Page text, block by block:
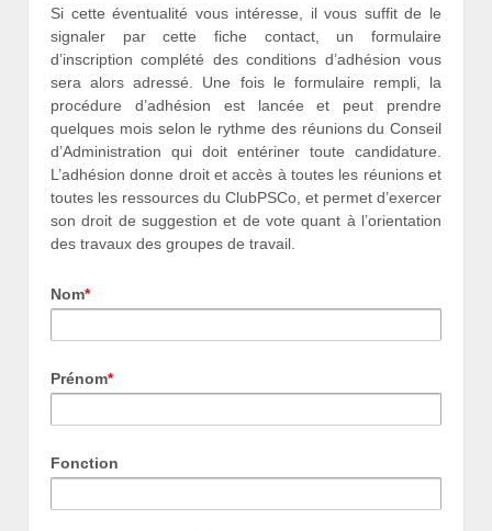
Si cette éventualité vous intéresse, il vous suffit de le
signaler par cette fiche contact, un formulaire
d’inscription complété des conditions d’adhésion vous
sera alors adressé. Une fois le formulaire rempli, la
procédure d’adhésion est lancée et peut prendre
quelques mois selon le rythme des réunions du Conseil
d’Administration qui doit entériner toute candidature.
L’adhésion donne droit et accès à toutes les réunions et
toutes les ressources du ClubPSCo, et permet d’exercer
son droit de suggestion et de vote quant à l’orientation
des travaux des groupes de travail.
Nom*
Prénom*
Fonction